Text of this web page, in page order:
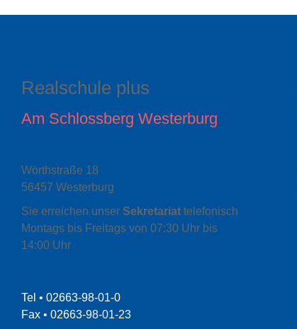
Realschule plus
Am Schlossberg Westerburg
Wörthstraße 18
56457 Westerburg
Sie erreichen unser Sekretariat telefonisch
Montags bis Freitags von 07:30 Uhr bis
14:00 Uhr
Tel • 02663-98-01-0
Fax • 02663-98-01-23